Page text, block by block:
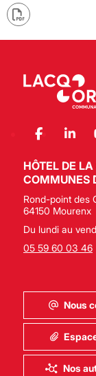
HÔTEL DE
COMMUNES
Rond-point des
64150 Mourenx
Du lundi au
05 59 60 03 46
Nous
Nos